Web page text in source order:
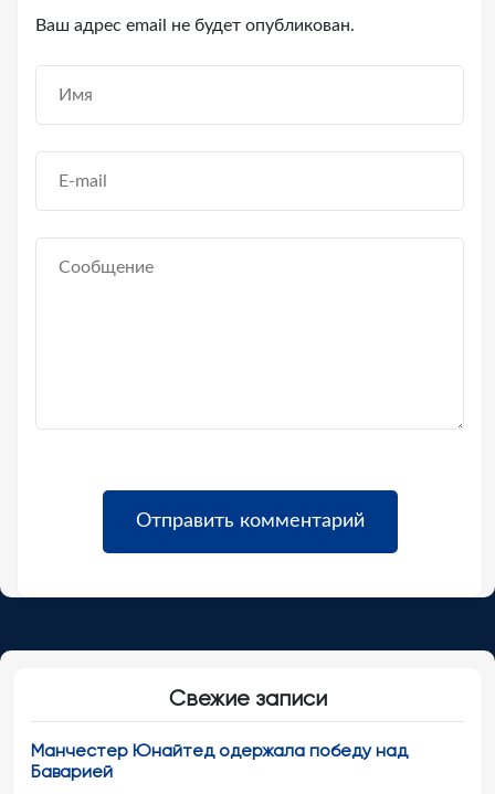
Ваш адрес email не будет опубликован.
Свежие записи
Манчестер Юнайтед одержала победу над
Баварией